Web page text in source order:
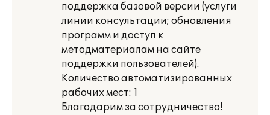
поддержка базовой версии (услуги
линии консультации; обновления
программ и доступ к
методматериалам на сайте
поддержки пользователей).
Количество автоматизированных
рабочих мест: 1
Благодарим за сотрудничество!